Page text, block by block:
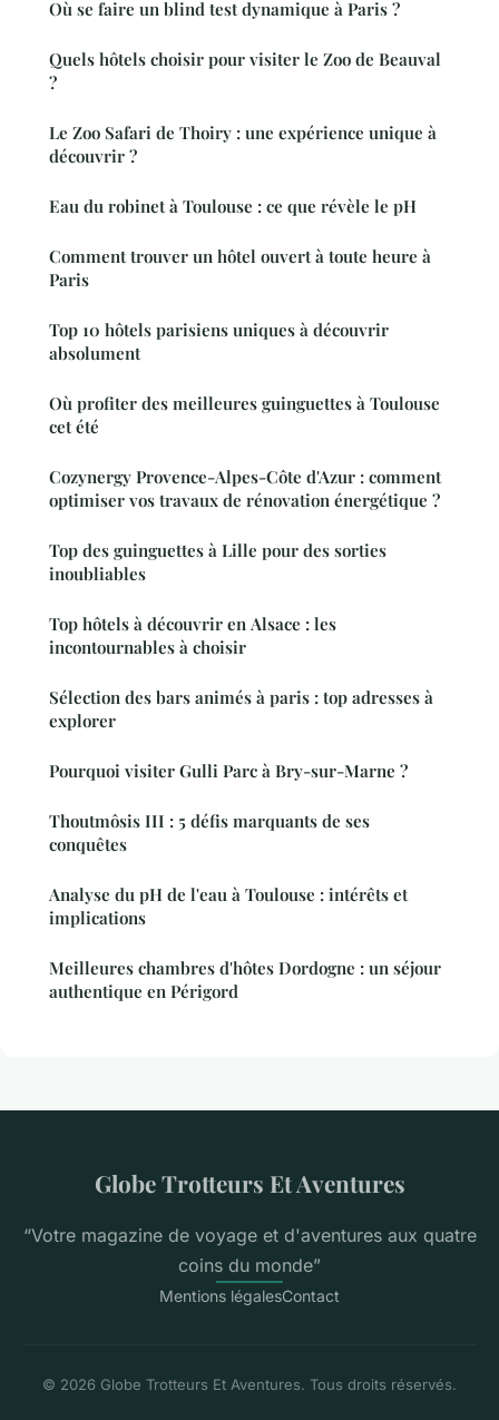
Où se faire un blind test dynamique à Paris ?
Quels hôtels choisir pour visiter le Zoo de Beauval
?
Le Zoo Safari de Thoiry : une expérience unique à
découvrir ?
Eau du robinet à Toulouse : ce que révèle le pH
Comment trouver un hôtel ouvert à toute heure à
Paris
Top 10 hôtels parisiens uniques à découvrir
absolument
Où profiter des meilleures guinguettes à Toulouse
cet été
Cozynergy Provence-Alpes-Côte d'Azur : comment
optimiser vos travaux de rénovation énergétique ?
Top des guinguettes à Lille pour des sorties
inoubliables
Top hôtels à découvrir en Alsace : les
incontournables à choisir
Sélection des bars animés à paris : top adresses à
explorer
Pourquoi visiter Gulli Parc à Bry-sur-Marne ?
Thoutmôsis III : 5 défis marquants de ses
conquêtes
Analyse du pH de l'eau à Toulouse : intérêts et
implications
Meilleures chambres d'hôtes Dordogne : un séjour
authentique en Périgord
Globe Trotteurs Et Aventures
“Votre magazine de voyage et d'aventures aux quatre
coins du monde”
Mentions légalesContact
© 2026 Globe Trotteurs Et Aventures. Tous droits réservés.